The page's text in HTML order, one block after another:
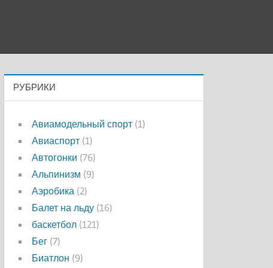
РУБРИКИ
Авиамодельный спорт (1)
Авиаспорт (1)
Автогонки (76)
Альпинизм (9)
Аэробика (2)
Балет на льду (16)
баскетбол (121)
Бег (7)
Биатлон (9)